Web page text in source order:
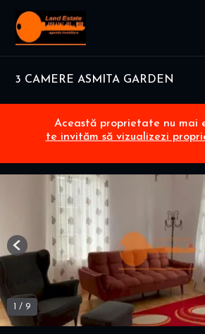
3 CAMERE ASMITA GARDEN
Această proprietate nu mai
te invităm să vizualizezi
/ 9
Previous